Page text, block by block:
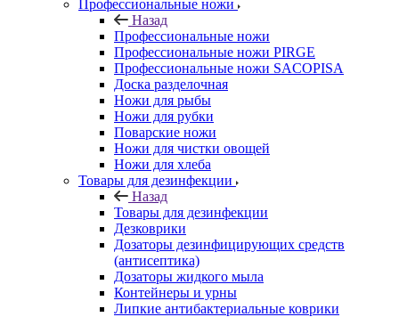
Профессиональные ножи
Назад
Профессиональные ножи
Профессиональные ножи PIRGE
Профессиональные ножи SACOPISA
Доска разделочная
Ножи для рыбы
Ножи для рубки
Поварские ножи
Ножи для чистки овощей
Ножи для хлеба
Товары для дезинфекции
Назад
Товары для дезинфекции
Дезковрики
Дозаторы дезинфицирующих средств
(антисептика)
Дозаторы жидкого мыла
Контейнеры и урны
Липкие антибактериальные коврики